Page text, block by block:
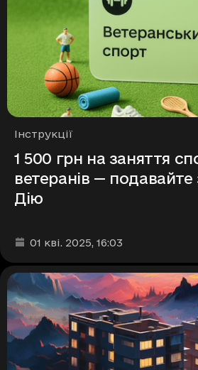
Рубрики
Інструкції
1 500 грн на заняття
ветеранів — подавайте
Дію
Дата та час публікації
01 кві. 2025, 16:03